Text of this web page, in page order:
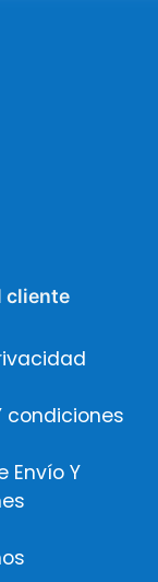
cliente
condiciones
Envío Y